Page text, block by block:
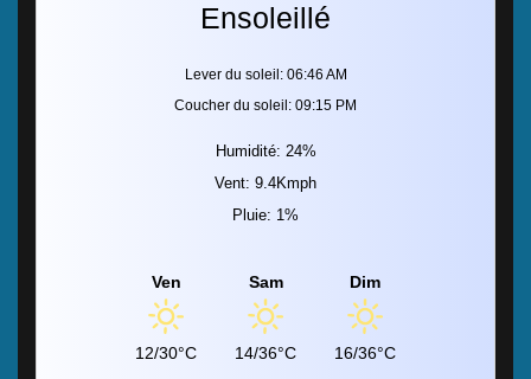
Ensoleillé
Lever du soleil: 06:46 AM
Coucher du soleil: 09:15 PM
Humidité: 24%
Vent: 9.4Kmph
Pluie: 1%
Ven
12/30°C
Sam
14/36°C
Dim
16/36°C